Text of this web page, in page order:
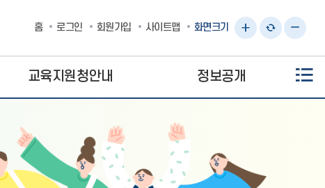
홈 로그인 회원가입 사이트맵 화면크기 화
면
크
우
화
면
화
면
크
교육지원청안내 정보공개